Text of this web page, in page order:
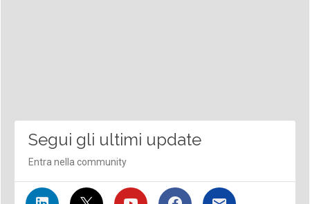
Segui gli ultimi update
Entra nella community